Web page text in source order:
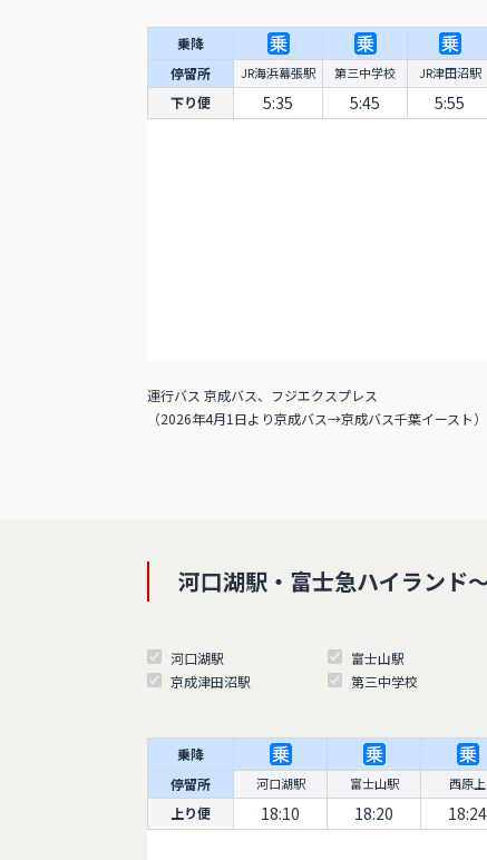
乗降
停留所
JR海浜幕張駅 第三中学校 JR津田沼駅
下り便 5:35 5:45 5:55
運行バス 京成バス、フジエクスプレス
（2026年4月1日より京成バス→京成バス千葉イースト）
河口湖駅・富士急ハイランド
河口湖駅 富士山駅
京成津田沼駅
第三中学校
乗降
停留所
河口湖駅 富士山駅 西原上
上り便 18:10 18:20 18:24